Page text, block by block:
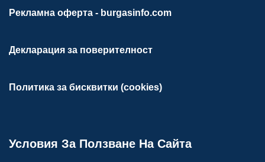
Рекламна оферта - burgasinfo.com
Декларация за поверителност
Политика за бисквитки (cookies)
Условия За Ползване На Сайта